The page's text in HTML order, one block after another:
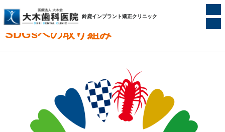
鈴鹿インプラント矯正クリニック
ホーム 大木歯科医院について
SDGsへの取り組み